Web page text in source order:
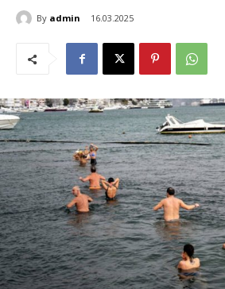
By admin 16.03.2025